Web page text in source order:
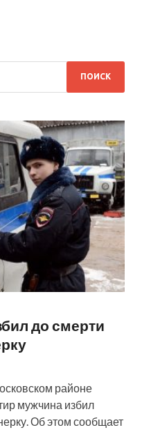
до смерти
районе
мужчина избил
Об этом сообщает